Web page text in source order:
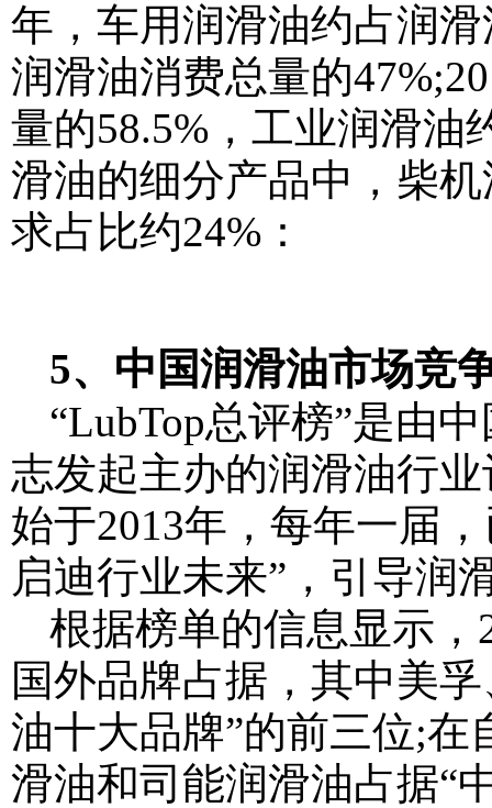
年，车用润滑油约占润
润滑油消费总量的
量的58.5%，工业润滑油
滑油的细分产品中，柴
求占比约24%：
5、中国润滑油市场竞
“LubTop总评榜”是由
志发起主办的润滑油行
始于2013年，每年一届
启迪行业未来”，引导润
根据榜单的信息显示
国外品牌占据，其中美
油十大品牌”的前三位;
滑油和司能润滑油占据“